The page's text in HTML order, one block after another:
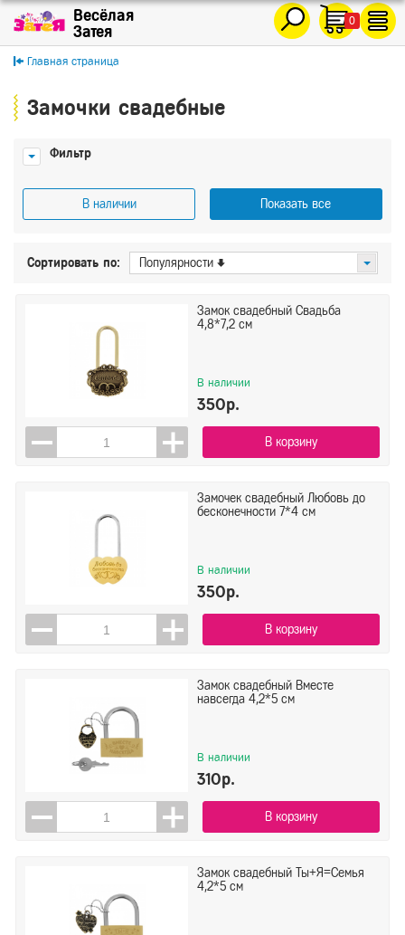
0
Главная страница
Замочки свадебные
Фильтр
В наличии Показать все
Производитель
Сима Ленд
Сортировать по: Популярности
Замок свадебный Свадьба
4,8*7,2 см
В наличии
350р.
В корзину
Замочек свадебный Любовь до
бесконечности 7*4 см
В наличии
350р.
В корзину
Замок свадебный Вместе
навсегда 4,2*5 см
В наличии
310р.
В корзину
Замок свадебный Ты+Я=Семья
4,2*5 см